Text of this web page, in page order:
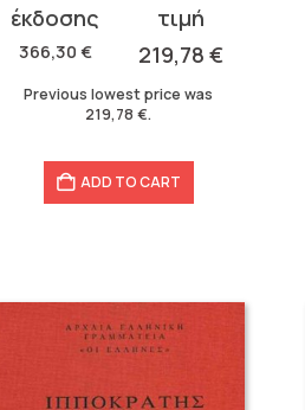
366,30 €
price
was:
366,30 €.
219,78€
price
219,78 €.
Previous lowest price was
219,78€.
ADD TO CART